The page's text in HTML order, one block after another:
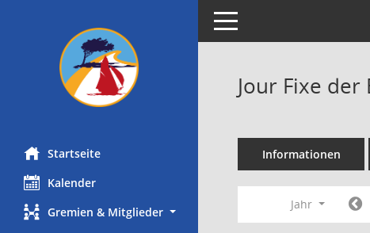
Startseite
Kalender
Gremien & Mitglieder
Toggle navigation
Jour Fixe
Informationen
Jahr